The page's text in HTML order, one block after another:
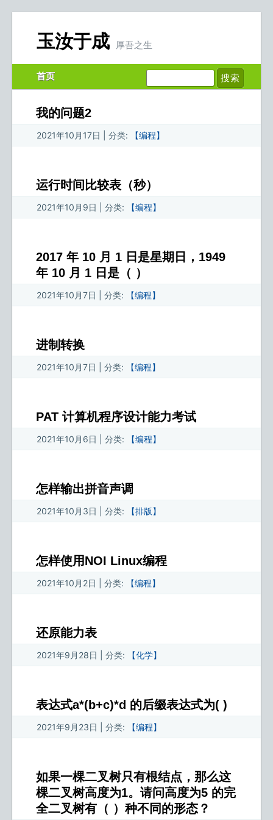
玉汝于成 厚吾之生
首页
我的问题2
2021年10月17日 | 分类: 【编程】
运行时间比较表（秒）
2021年10月9日 | 分类: 【编程】
2017 年 10 月 1 日是星期日，1949
年 10 月 1 日是（ ）
2021年10月7日 | 分类: 【编程】
进制转换
2021年10月7日 | 分类: 【编程】
PAT 计算机程序设计能力考试
2021年10月6日 | 分类: 【编程】
怎样输出拼音声调
2021年10月3日 | 分类: 【排版】
怎样使用NOI Linux编程
2021年10月2日 | 分类: 【编程】
还原能力表
2021年9月28日 | 分类: 【化学】
表达式a*(b+c)*d 的后缀表达式为( )
2021年9月23日 | 分类: 【编程】
如果一棵二叉树只有根结点，那么这
棵二叉树高度为1。请问高度为5 的完
全二叉树有（ ）种不同的形态？